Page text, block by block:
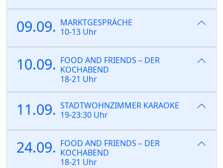
09.09. MARKTGESPRÄCHE
10-13 Uhr
10.09. FOOD AND FRIENDS – DER
KOCHABEND
18-21 Uhr
11.09. STADTWOHNZIMMER KARAOKE
19-23:30 Uhr
24.09. FOOD AND FRIENDS – DER
KOCHABEND
18-21 Uhr